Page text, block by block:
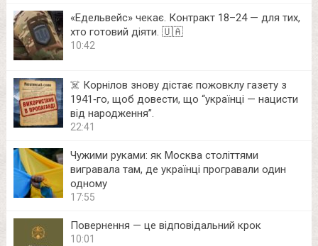
«Едельвейс» чекає. Контракт 18–24 — для тих,
хто готовий діяти. 🇺🇦
10:42
☠️ Корнілов знову дістає пожовклу газету з
1941‑го, щоб довести, що “українці — нацисти
від народження”.
22:41
Чужими руками: як Москва століттями
вигравала там, де українці програвали один
одному
17:55
Повернення — це відповідальний крок
10:01